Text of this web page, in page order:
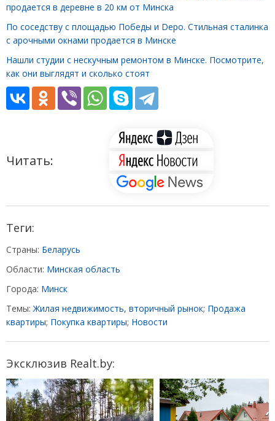
продается в деревне в 20 км от Минска
По соседству с площадью Победы и Depo. Стильная сталинка
с арочными окнами продается в Минске
Нашли студии с нескучным ремонтом в Минске. Посмотрите,
как они выглядят и сколько стоят
Читать:
Теги:
Страны: Беларусь
Области: Минская область
Города: Минск
Темы:Жилая недвижимость, вторичный рынок; Продажа
квартиры; Покупка квартиры; Новости
Эксклюзив Realt.by: